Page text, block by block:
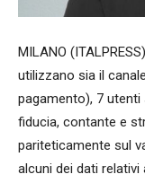
MILANO
utilizzano sia il
pagamento), 7 utenti
fiducia, contante e
pariteticamente sul
alcuni dei dati